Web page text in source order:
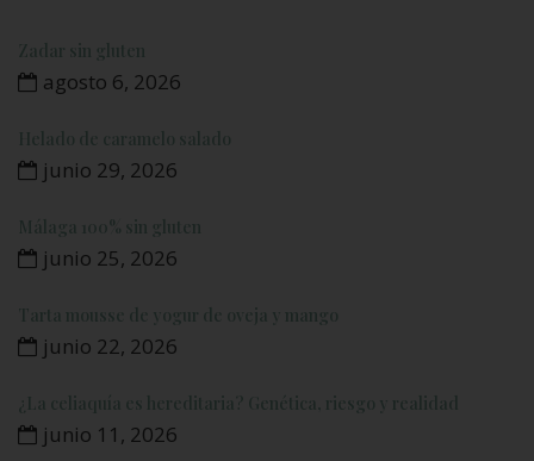
Zadar sin gluten
agosto 6, 2026
Helado de caramelo salado
junio 29, 2026
Málaga 100% sin gluten
junio 25, 2026
Tarta mousse de yogur de oveja y mango
junio 22, 2026
¿La celiaquía es hereditaria? Genética, riesgo y realidad
junio 11, 2026